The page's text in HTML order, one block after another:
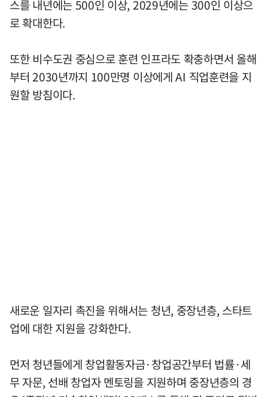
스를 내년에는 500인 이상, 2029년에는 300인 이상으
로 확대한다.
또한 비수도권 중심으로 훈련 인프라도 확충하면서 올해
부터 2030년까지 100만명 이상에게 AI 직업훈련을 지
원할 방침이다.
새로운 일자리 촉진을 위해서는 청년, 중장년층, 스타트
업에 대한 지원을 강화한다.
먼저 청년들에게 창업활동자금·창업공간부터 법률·세
무 자문, 선배 창업자 멘토링을 지원하며 중장년층의 경